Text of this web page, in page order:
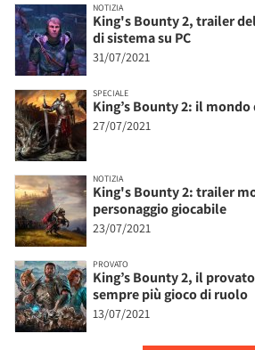
NOTIZIA
King's Bounty 2, trailer
di sistema su PC
31/07/2021
SPECIALE
King’s Bounty 2: il mondo
27/07/2021
NOTIZIA
King's Bounty 2: trailer
personaggio giocabile
23/07/2021
PROVATO
King’s Bounty 2, il
sempre più gioco di ruolo
13/07/2021